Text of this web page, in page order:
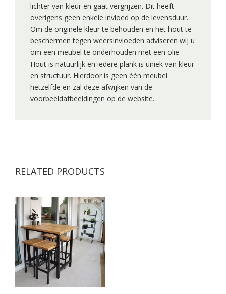
lichter van kleur en gaat vergrijzen. Dit heeft
overigens geen enkele invloed op de levensduur.
Om de originele kleur te behouden en het hout te
beschermen tegen weersinvloeden adviseren wij u
om een meubel te onderhouden met een olie.
Hout is natuurlijk en iedere plank is uniek van kleur
en structuur. Hierdoor is geen één meubel
hetzelfde en zal deze afwijken van de
voorbeeldafbeeldingen op de website.
RELATED PRODUCTS